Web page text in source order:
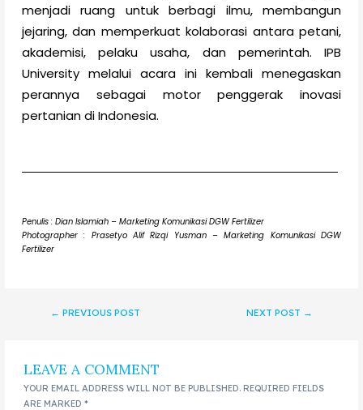
menjadi ruang untuk berbagi ilmu, membangun
jejaring, dan memperkuat kolaborasi antara petani,
akademisi, pelaku usaha, dan pemerintah. IPB
University melalui acara ini kembali menegaskan
perannya sebagai motor penggerak inovasi
pertanian di Indonesia.
Penulis : Dian Islamiah – Marketing Komunikasi DGW Fertilizer
Photographer : Prasetyo Alif Rizqi Yusman – Marketing Komunikasi DGW
Fertilizer
← PREVIOUS POST NEXT POST →
LEAVE A COMMENT
YOUR EMAIL ADDRESS WILL NOT BE PUBLISHED. REQUIRED FIELDS
ARE MARKED*